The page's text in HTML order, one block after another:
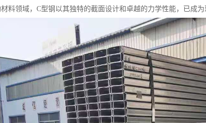
料领域，C型钢以其独特的截面设计和卓越的力学性能，已成